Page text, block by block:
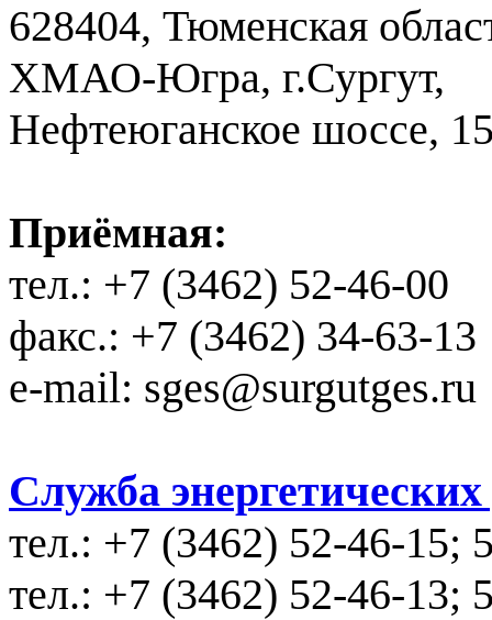
628404, Тюменская
ХМАО-Югра, г.Сургут,
Нефтеюганское шоссе,
Приёмная:
тел.: +7 (3462) 52-46-00
факс.: +7 (3462) 34-63-13
e-mail: sges@surgutges.ru
Служба
тел.: +7 (3462) 52-46-15;
тел.: +7 (3462) 52-46-13;